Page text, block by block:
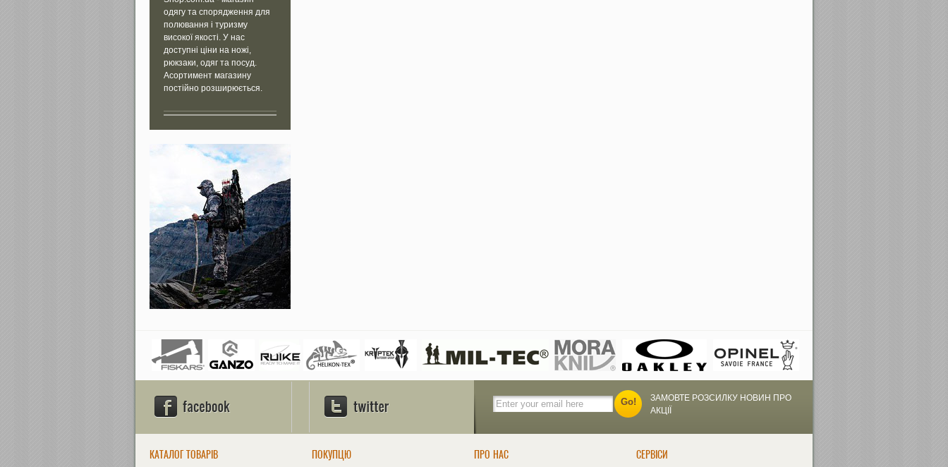
одягу та спорядження для
полювання і туризму
високої якості. У нас
доступні ціни на ножі,
рюкзаки, одяг та посуд.
Асортимент магазину
постійно розширюється.
ЗАМОВТЕ РОЗСИЛКУ НОВИН ПРО
АКЦІЇ
КАТАЛОГ ТОВАРІВ ПОКУПЦЮ ПРО НАС СЕРВІСИ